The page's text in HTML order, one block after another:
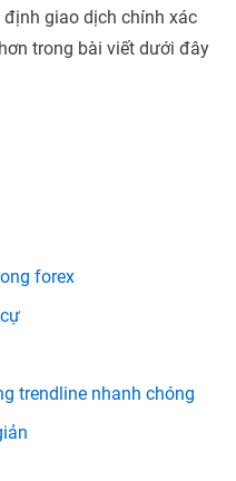
giao dịch chính xác
trong bài viết dưới đây
forex
trendline nhanh chóng